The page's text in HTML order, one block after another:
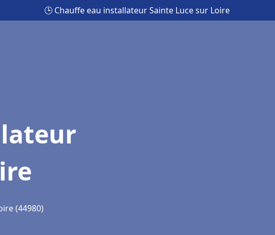
🕒 Chauffe eau installateur Sainte Luce sur Loire
(44980)